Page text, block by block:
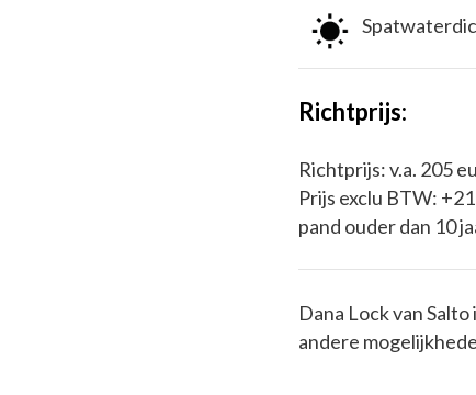
Richtprijs:
Richtprijs: v.a. 205
​Prijs exclu BTW:
pand ouder dan 10
Dana Lock van
andere